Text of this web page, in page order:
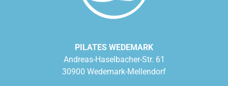
PILATES WEDEMARK
Andreas-Haselbacher-Str. 61
30900 Wedemark-Mellendorf